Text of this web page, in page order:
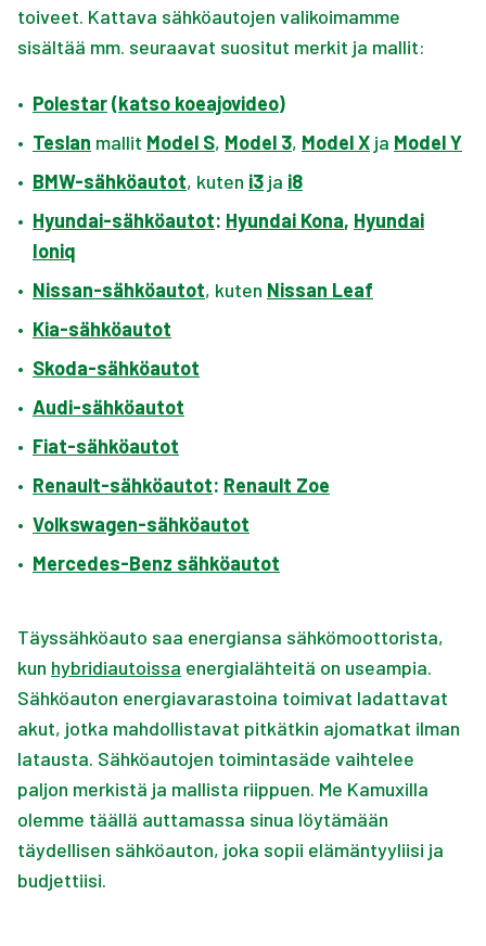
toiveet. Kattava sähköautojen valikoimamme
sisältää mm. seuraavat suositut merkit ja mallit:
• Polestar(katso koeajovideo)
• Teslan mallit Model S, Model 3, Model X ja Model Y
• BMW-sähköautot, kuten i3 ja i8
• Hyundai-sähköautot: Hyundai Kona, Hyundai
Ioniq
• Nissan-sähköautot, kuten Nissan Leaf
• Kia-sähköautot
• Skoda-sähköautot
• Audi-sähköautot
• Fiat-sähköautot
• Renault-sähköautot: Renault Zoe
• Volkswagen-sähköautot
• Mercedes-Benz sähköautot
Täyssähköauto saa energiansa sähkömoottorista,
kun hybridiautoissa energialähteitä on useampia.
Sähköauton energiavarastoina toimivat ladattavat
akut, jotka mahdollistavat pitkätkin ajomatkat ilman
latausta. Sähköautojen toimintasäde vaihtelee
paljon merkistä ja mallista riippuen. Me Kamuxilla
olemme täällä auttamassa sinua löytämään
täydellisen sähköauton, joka sopii elämäntyyliisi ja
budjettiisi.